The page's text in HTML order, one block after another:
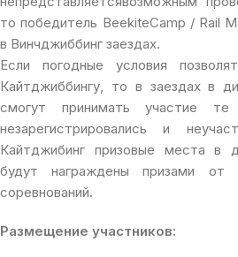
то победитель BeekiteCamp / Rail
в Винчджиббинг заездах.
Если погодные условия
Кайтджиббингу, то в заездах в
смогут принимать участие
незарегистрировались и
Кайтджибинг призовые места в
будут награждены призами от
соревнований.
Размещение участников: